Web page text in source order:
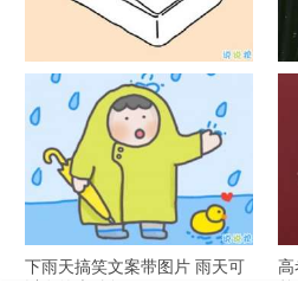
谐音梗土味情话大全带图片 油
腻搞笑的土味情话
下雨天搞笑文案带图片 雨天可
以发的幽默句子